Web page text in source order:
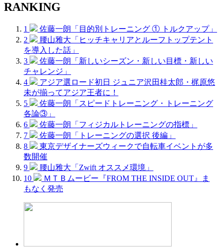
RANKING
1
佐藤一朗「目的別トレーニング ① トルクアップ」
2
腰山雅大「ヒッチキャリアとルーフトップテント
を導入した話」
3
佐藤一朗「新しいシーズン・新しい目標・新しい
チャレンジ」
4
アジア選ロード初日 ジュニア沢田桂太郎・梶原悠
未が揃ってアジア王者に！
5
佐藤一朗「スピードトレーニング・トレーニング
各論③」
6
佐藤一朗「フィジカルトレーニングの指標」
7
佐藤一朗「トレーニングの選択 後編」
8
東京デザイナーズウィークで自転車イベントが多
数開催
9
腰山雅大「Zwift オススメ環境」
10
ＭＴＢムービー『FROM THE INSIDE OUT』ま
もなく発売